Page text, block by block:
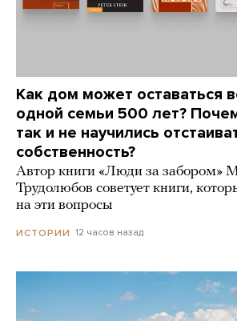
Как дом может оставаться
одной семьи 500 лет?
так и не научились
собственность?
Автор книги «Люди за забором»
Трудолюбов советует книги,
на эти вопросы
ИСТОРИИ 12 часов назад